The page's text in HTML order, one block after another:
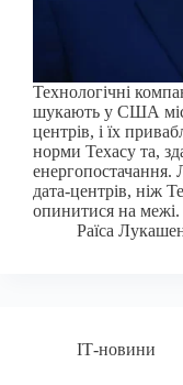
Технологічні
шукають у США
центрів, і їх
норми Техасу та,
дата-центрів, ніж
опинитися на
Раїса
ІТ-новини